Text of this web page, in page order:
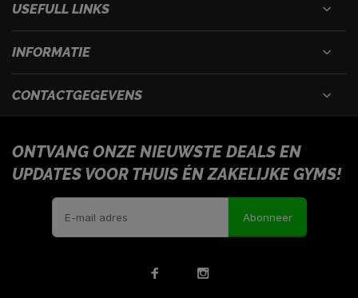
USEFULL LINKS
INFORMATIE
CONTACTGEGEVENS
ONTVANG ONZE NIEUWSTE DEALS EN
UPDATES VOOR THUIS ÉN ZAKELIJKE GYMS!
Abonneer